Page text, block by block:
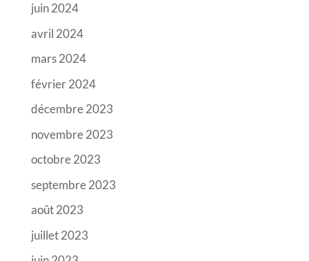
juin 2024
avril 2024
mars 2024
février 2024
décembre 2023
novembre 2023
octobre 2023
septembre 2023
août 2023
juillet 2023